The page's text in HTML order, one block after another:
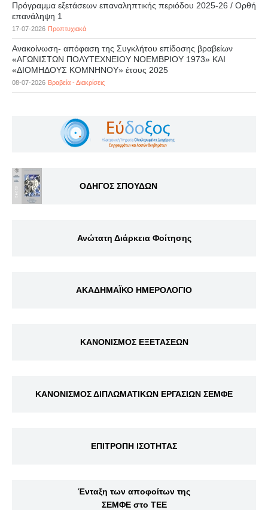
Πρόγραμμα εξετάσεων επαναληπτικής περιόδου 2025-26 / Ορθή
επανάληψη 1
17-07-2026 Προπτυχιακά
Ανακοίνωση- απόφαση της Συγκλήτου επίδοσης βραβείων
«ΑΓΩΝΙΣΤΩΝ ΠΟΛΥΤΕΧΝΕΙΟΥ ΝΟΕΜΒΡΙΟΥ 1973» ΚΑΙ
«ΔΙΟΜΗΔΟΥΣ ΚΟΜΝΗΝΟΥ» έτους 2025
08-07-2026 Βραβεία - Διακρίσεις
ΟΔΗΓΟΣ ΣΠΟΥΔΩΝ
Ανώτατη Διάρκεια Φοίτησης
ΑΚΑΔΗΜΑΪΚΟ ΗΜΕΡΟΛΟΓΙΟ
ΚΑΝΟΝΙΣΜΟΣ ΕΞΕΤΑΣΕΩΝ
ΚΑΝΟΝΙΣΜΟΣ ΔΙΠΛΩΜΑΤΙΚΩΝ ΕΡΓΑΣΙΩΝ ΣΕΜΦΕ
ΕΠΙΤΡΟΠΗ ΙΣΟΤΗΤΑΣ
Ένταξη των αποφοίτων της
ΣΕΜΦΕ στο ΤΕΕ